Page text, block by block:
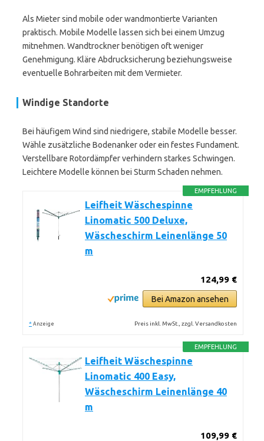
Als Mieter sind mobile oder wandmontierte Varianten
praktisch. Mobile Modelle lassen sich bei einem Umzug
mitnehmen. Wandtrockner benötigen oft weniger
Genehmigung. Kläre Abdrucksicherung beziehungsweise
eventuelle Bohrarbeiten mit dem Vermieter.
Windige Standorte
Bei häufigem Wind sind niedrigere, stabile Modelle besser.
Wähle zusätzliche Bodenanker oder ein festes Fundament.
Verstellbare Rotordämpfer verhindern starkes Schwingen.
Leichtere Modelle können bei Sturm Schaden nehmen.
EMPFEHLUNG
Leifheit Wäschespinne
Linomatic 500 Deluxe,
Wäscheschirm Leinenlänge 50
m
124,99 €
Bei Amazon ansehen
* Anzeige Preis inkl. MwSt., zzgl. Versandkosten
EMPFEHLUNG
Leifheit Wäschespinne
Linomatic 400 Easy,
Wäscheschirm Leinenlänge 40
m
109,99 €